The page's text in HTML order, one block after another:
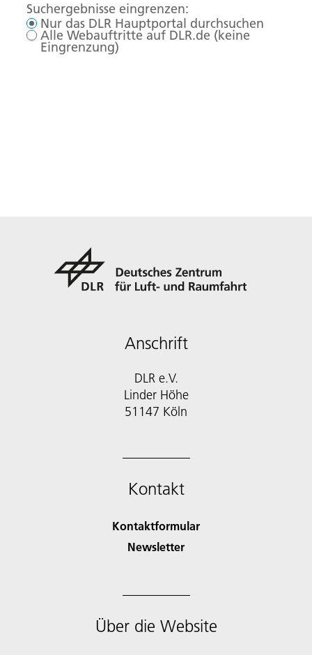
Suchergebnisse eingrenzen:
Nur das DLR Hauptportal durchsuchen
Alle Webauftritte auf DLR.de (keine
Eingrenzung)
Anschrift
DLR e.V.
Linder Höhe
51147 Köln
Kontakt
Kontaktformular
Newsletter
Über die Website